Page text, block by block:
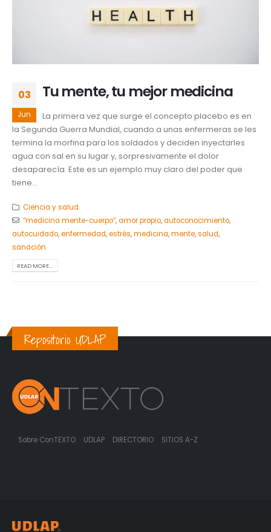
03
Jun
Tu mente, tu mejor medicina
La primera vez que surge el concepto placebo es en
la Segunda Guerra Mundial, cuando a unas enfermeras se les
termina la morfina para los soldados y deciden inyectarles
agua con sal en su lugar y, sorpresivamente el dolor
desaparecía. Este es un ejemplo muy claro del poder que
tiene...
Ciencia y salud
“medicina mente-cuerpo”,amor propio,autoconocimiento,
autocuidado,enfermedad,estrés,medicina,mente,salud,
sanación
READ MORE...
Repositorio UDLAP
Sobre ConTEXTO UDLAP DIRECTORIO SITIOS A-Z